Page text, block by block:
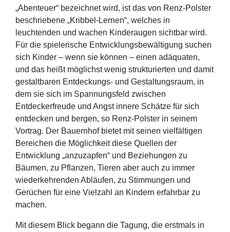
„Abenteuer“ bezeichnet wird, ist das von Renz-Polster
beschriebene „Kribbel-Lernen“, welches in
leuchtenden und wachen Kinderaugen sichtbar wird.
Für die spielerische Entwicklungsbewältigung suchen
sich Kinder – wenn sie können – einen adäquaten,
und das heißt möglichst wenig strukturierten und damit
gestaltbaren Entdeckungs- und Gestaltungsraum, in
dem sie sich im Spannungsfeld zwischen
Entdeckerfreude und Angst innere Schätze für sich
entdecken und bergen, so Renz-Polster in seinem
Vortrag. Der Bauernhof bietet mit seinen vielfältigen
Bereichen die Möglichkeit diese Quellen der
Entwicklung „anzuzapfen“ und Beziehungen zu
Bäumen, zu Pflanzen, Tieren aber auch zu immer
wiederkehrenden Abläufen, zu Stimmungen und
Gerüchen für eine Vielzahl an Kindern erfahrbar zu
machen.
Mit diesem Blick begann die Tagung, die erstmals in